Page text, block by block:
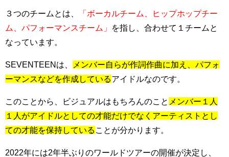
３つのチームとは、
「ボーカルチーム、ヒップホップチー
ム、パフォーマンスチーム」
を指し、合わせて１チームと
なっています。
SEVENTEENは、
メンバー自らが作詞作曲に加え、パフォ
ーマンスなどを作成しているアイドルなのです。
このことから、ビジュアルはもちろんのこと メンバー１人
１人がアイドルとしての才能だけでなくアーティストとし
ての才能を保持している ことが分かります。
2022年には2年半ぶりのワールドツアーの開催が決定し、